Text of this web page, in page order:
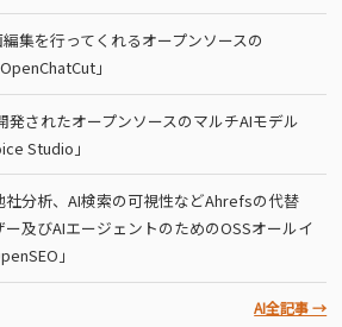
集を行ってくれるオープンソースの
」
されたオープンソースのマルチAIモデル
Studio」
分析、AI検索の可視性などAhrefsの代替
及びAIエージェントのためのOSSオールイ
」
AI全記事 →